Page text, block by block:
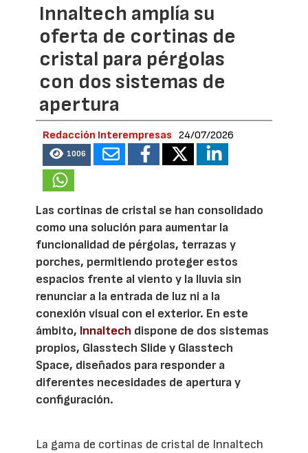
Innaltech amplía su
oferta de cortinas de
cristal para pérgolas
con dos sistemas de
apertura
Redacción Interempresas 24/07/2026
1006
Las cortinas de cristal se han consolidado
como una solución para aumentar la
funcionalidad de pérgolas, terrazas y
porches, permitiendo proteger estos
espacios frente al viento y la lluvia sin
renunciar a la entrada de luz ni a la
conexión visual con el exterior. En este
ámbito, Innaltech dispone de dos sistemas
propios, Glasstech Slide y Glasstech
Space, diseñados para responder a
diferentes necesidades de apertura y
configuración.
La gama de cortinas de cristal de Innaltech